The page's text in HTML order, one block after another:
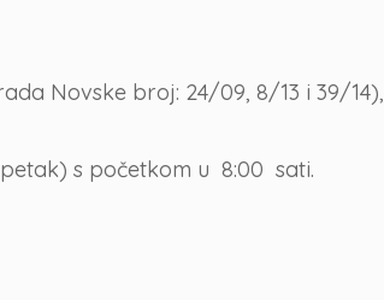
Novske broj: 24/09, 8/13 i 39/14),
s početkom u 8:00 sati.